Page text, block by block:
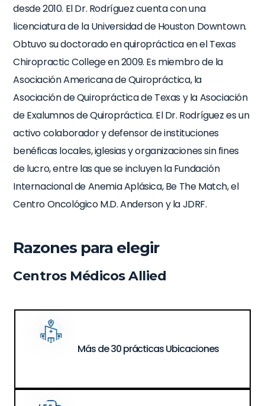
desde 2010. El Dr. Rodríguez cuenta con una
licenciatura de la Universidad de Houston Downtown.
Obtuvo su doctorado en quiropráctica en el Texas
Chiropractic College en 2009. Es miembro de la
Asociación Americana de Quiropráctica, la
Asociación de Quiropráctica de Texas y la Asociación
de Exalumnos de Quiropráctica. El Dr. Rodríguez es un
activo colaborador y defensor de instituciones
benéficas locales, iglesias y organizaciones sin fines
de lucro, entre las que se incluyen la Fundación
Internacional de Anemia Aplásica, Be The Match, el
Centro Oncológico M.D. Anderson y la JDRF.
Razones para elegir
Centros Médicos Allied
Más de 30 prácticasUbicaciones